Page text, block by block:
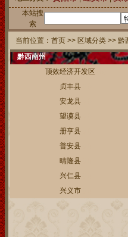
本站搜
索
当前位置： 首页 >> 区域分类 >> 黔
黔西南州
顶效经济开发区
贞丰县
安龙县
望谟县
册亨县
普安县
晴隆县
兴仁县
兴义市